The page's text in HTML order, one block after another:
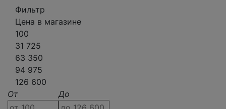
Фильтр
Цена в магазине
100
31 725
63 350
94 975
126 600
От
До